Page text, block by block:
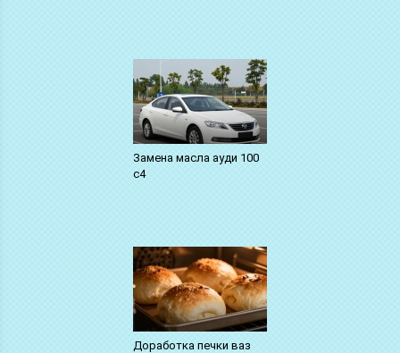
Замена масла ауди 100
с4
Доработка печки ваз